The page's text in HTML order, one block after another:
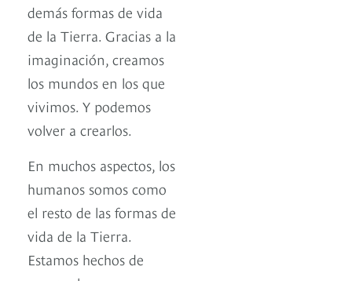
demás formas de vida
de la Tierra. Gracias a la
imaginación, creamos
los mundos en los que
vivimos. Y podemos
volver a crearlos.
En muchos aspectos, los
humanos somos como
el resto de las formas de
vida de la Tierra.
Estamos hechos de